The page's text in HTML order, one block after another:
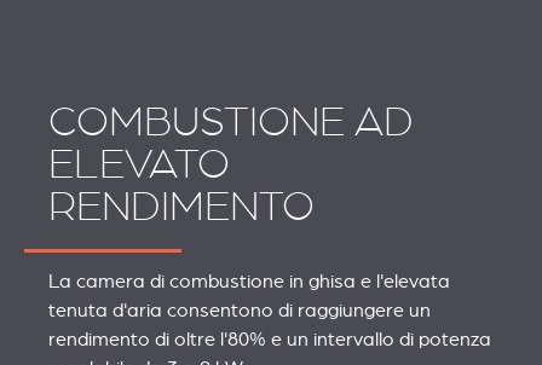
COMBUSTIONE AD
ELEVATO
RENDIMENTO
La camera di combustione in ghisa e l'elevata
tenuta d'aria consentono di raggiungere un
rendimento di oltre l'80% e un intervallo di potenza